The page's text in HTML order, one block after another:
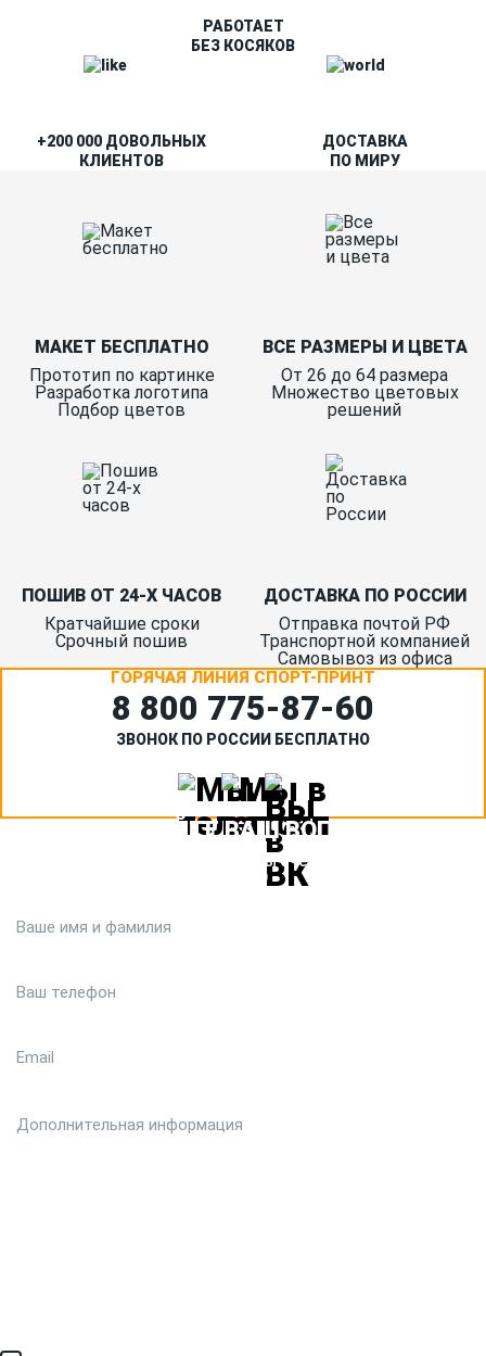
РАБОТАЕТ
БЕЗ КОСЯКОВ
+200 000 ДОВОЛЬНЫХ
КЛИЕНТОВ
ДОСТАВКА
ПО МИРУ
МАКЕТ БЕСПЛАТНО
Прототип по картинке
Разработка логотипа
Подбор цветов
ВСЕ РАЗМЕРЫ И ЦВЕТА
От 26 до 64 размера
Множество цветовых
решений
ПОШИВ ОТ 24-Х ЧАСОВ
Кратчайшие сроки
Срочный пошив
ДОСТАВКА ПО РОССИИ
Отправка почтой РФ
Транспортной компанией
Самовывоз из офиса
ГОРЯЧАЯ ЛИНИЯ СПОРТ-ПРИНТ
8 800 775‑87-60
ЗВОНОК ПО РОССИИ БЕСПЛАТНО
ЗАДАЙТЕ ВАШ ВОПРОС
Или кратко опишите ситуацию. Мы очень быстро свяжемся с
вами :)